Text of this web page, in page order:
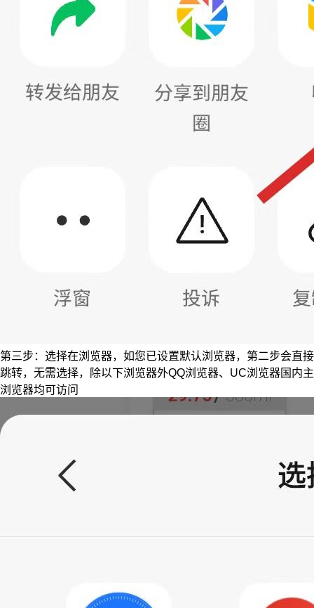
第三步：选择在浏览器，如您已设置默认浏览器，第二步会直接
跳转，无需选择，除以下浏览器外QQ浏览器、UC浏览器国内主
浏览器均可访问